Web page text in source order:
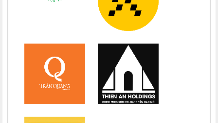
Chúc mừng bổn mạng Chị Maria Nguyễn Thị Diệu Phương 15/08
Chúc mừng bổn mạng Chị Maria Nguyễn Thị Bích Thuận 15/08
Chúc mừng bổn mạng Chị Maria Đặng Thị Lan Hương 15/08
Chúc mừng bổn mạng Chị Maria Nguyễn Nhiệm Mầu 15/08
Chúc mừng bổn mạng Chị Maria Nguyễn Mỹ Quỳnh Loan 15/08